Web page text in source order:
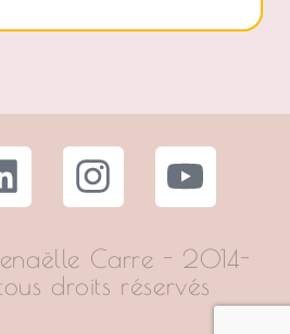
Carre - 2014-
droits réservés